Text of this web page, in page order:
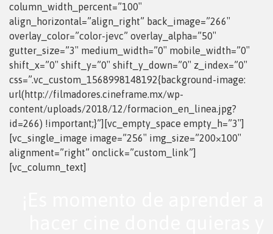
column_width_percent=”100″
align_horizontal=”align_right” back_image=”266″
overlay_color=”color-jevc” overlay_alpha=”50″
gutter_size=”3″ medium_width=”0″ mobile_width=”0″
shift_x=”0″ shift_y=”0″ shift_y_down=”0″ z_index=”0″
css=”.vc_custom_1568998148192{background-image:
url(http://filmadores.cineframe.mx/wp-
content/uploads/2018/12/formacion_en_linea.jpg?
id=266) !important;}”][vc_empty_space empty_h=”3″]
[vc_single_image image=”256″ img_size=”200×100″
alignment=”right” onclick=”custom_link”]
[vc_column_text]